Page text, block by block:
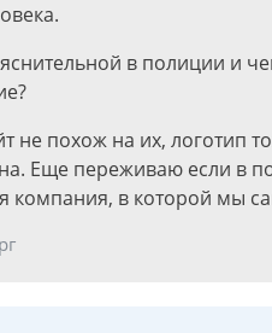
в полиции и
не похож на их, логотип
Еще переживаю если в
компания, в которой мы